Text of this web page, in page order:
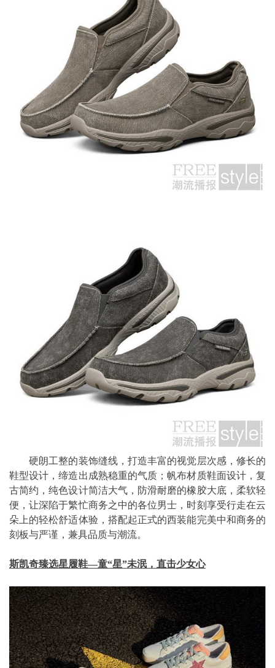
硬朗工整的装饰缝线，打造丰富的视觉层次感，修长的
鞋型设计，缔造出成熟稳重的气质；帆布材质鞋面设计，复
古简约，纯色设计简洁大气，防滑耐磨的橡胶大底，柔软轻
便，让深陷于繁忙商务之中的各位男士，时刻享受行走在云
朵上的轻松舒适体验，搭配起正式的西装能完美中和商务的
刻板与严谨，兼具品质与潮流。
斯凯奇臻选星履鞋—童“星”未泯，直击少女心